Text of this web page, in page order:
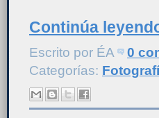
Continúa
Escrito por ÉA
0
Categorías: